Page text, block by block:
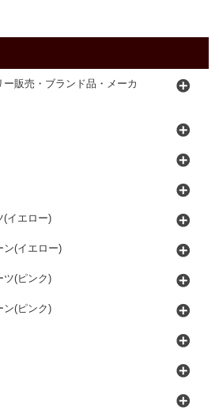
販売・ブランド品・メーカ
(イエロー)
ン(イエロー)
ツ(ピンク)
ン(ピンク)